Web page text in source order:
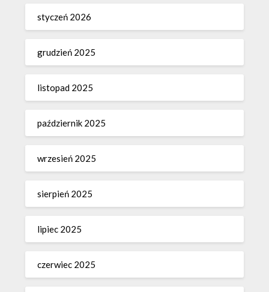
styczeń 2026
grudzień 2025
listopad 2025
październik 2025
wrzesień 2025
sierpień 2025
lipiec 2025
czerwiec 2025